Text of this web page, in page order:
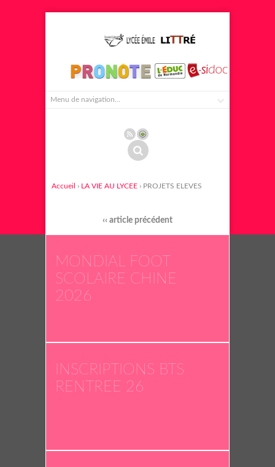
Accueil › LA VIE AU LYCEE › PROJETS ELEVES
‹‹ article précédent
MONDIAL FOOT
SCOLAIRE CHINE
2026
INSCRIPTIONS BTS
RENTREE 26